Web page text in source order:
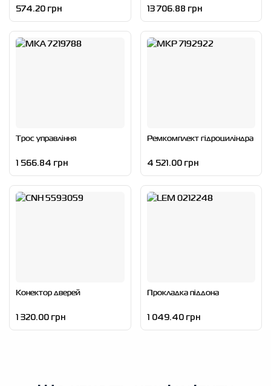
574.20 грн 13 706.88 грн
Трос управління
1 566.84 грн
Ремкомплект гідроциліндра
4 521.00 грн
Конектор дверей
1 320.00 грн
Прокладка піддона
1 049.40 грн